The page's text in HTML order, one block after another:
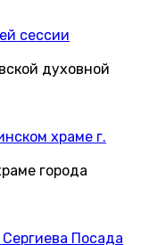
сессии
духовной
храме г.
города
Посада